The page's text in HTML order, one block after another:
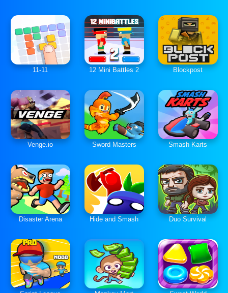
11-11 12 Mini Battles 2 Blockpost
Venge.io Sword Masters Smash Karts
Disaster Arena Hide and Smash Duo Survival